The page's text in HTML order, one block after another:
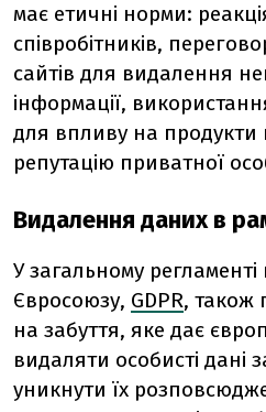
має етичні норми:
співробітників,
сайтів для видалення
інформації,
для впливу на продукти
репутацію приватної
Видалення даних в
У загальному
Євросоюзу, GDPR, також
на забуття, яке дає
видаляти особисті дані
уникнути їх